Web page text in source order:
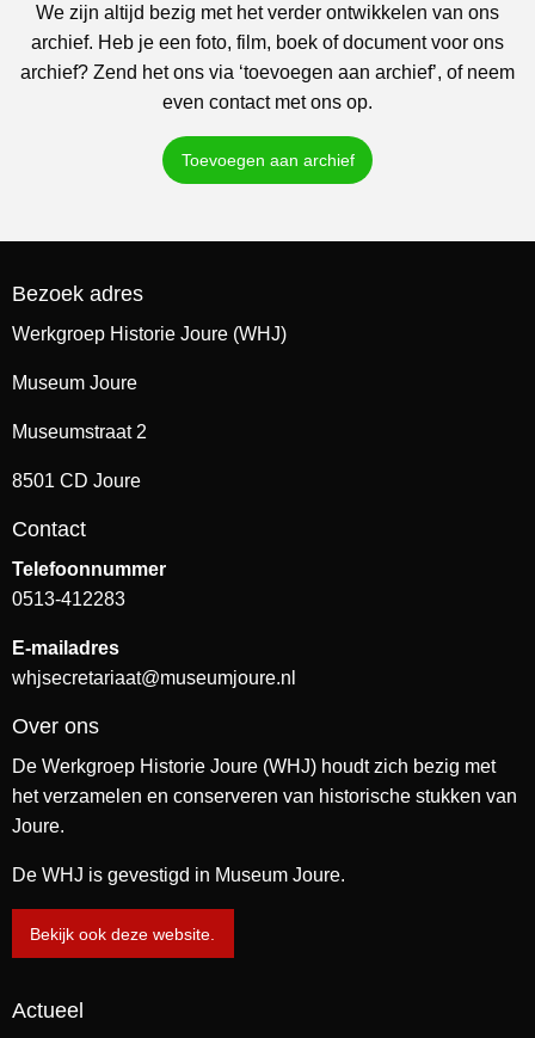
We zijn altijd bezig met het verder ontwikkelen van ons
archief. Heb je een foto, film, boek of document voor ons
archief? Zend het ons via ‘toevoegen aan archief’, of neem
even contact met ons op.
Toevoegen aan archief
Bezoek adres
Werkgroep Historie Joure (WHJ)
Museum Joure
Museumstraat 2
8501 CD Joure
Contact
Telefoonnummer
0513-412283
E-mailadres
whjsecretariaat@museumjoure.nl
Over ons
De Werkgroep Historie Joure (WHJ) houdt zich bezig met
het verzamelen en conserveren van historische stukken van
Joure.
De WHJ is gevestigd in Museum Joure.
Bekijk ook deze website.
Actueel